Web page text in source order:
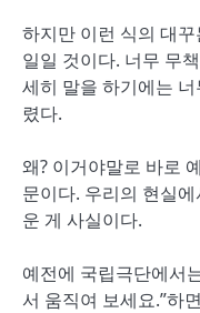
하지만 이런 식의 대
일일 것이다. 너무 무
세히 말을 하기에는
렸다.
왜? 이거야말로 바로
문이다. 우리의 현실
운 게 사실이다.
예전에 국립극단에서
서 움직여 보세요.”하